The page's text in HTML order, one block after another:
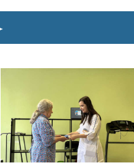
лечению онкологии